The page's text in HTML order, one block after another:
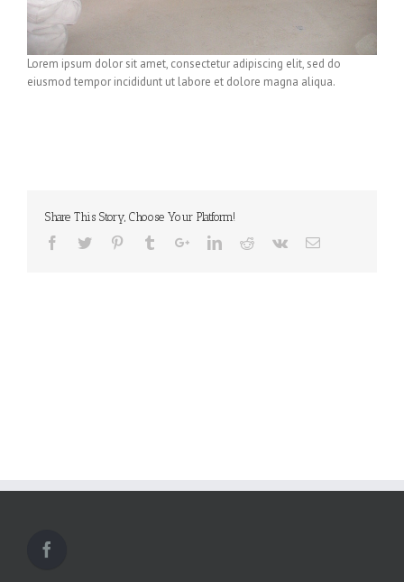
Lorem ipsum dolor sit amet, consectetur adipiscing elit, sed do
eiusmod tempor incididunt ut labore et dolore magna aliqua.
Share This Story, Choose Your Platform!